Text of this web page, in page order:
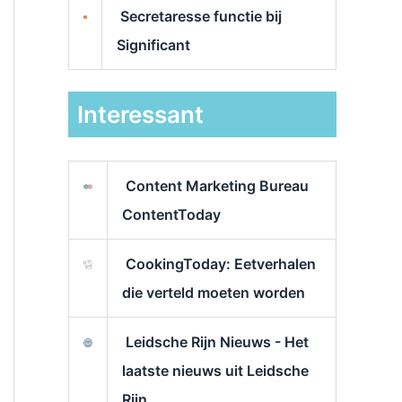
Secretaresse functie bij
Significant
Interessant
Content Marketing Bureau
ContentToday
CookingToday: Eetverhalen
die verteld moeten worden
Leidsche Rijn Nieuws - Het
laatste nieuws uit Leidsche